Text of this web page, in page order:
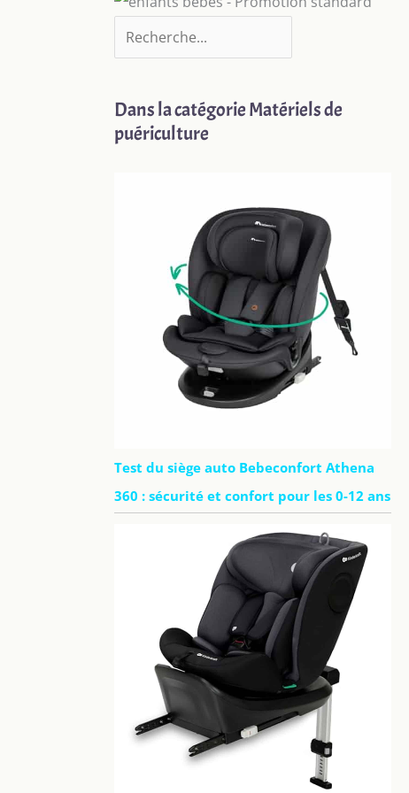
Dans la catégorie Matériels de
puériculture
Test du siège auto Bebeconfort Athena
360 : sécurité et confort pour les 0-12 ans